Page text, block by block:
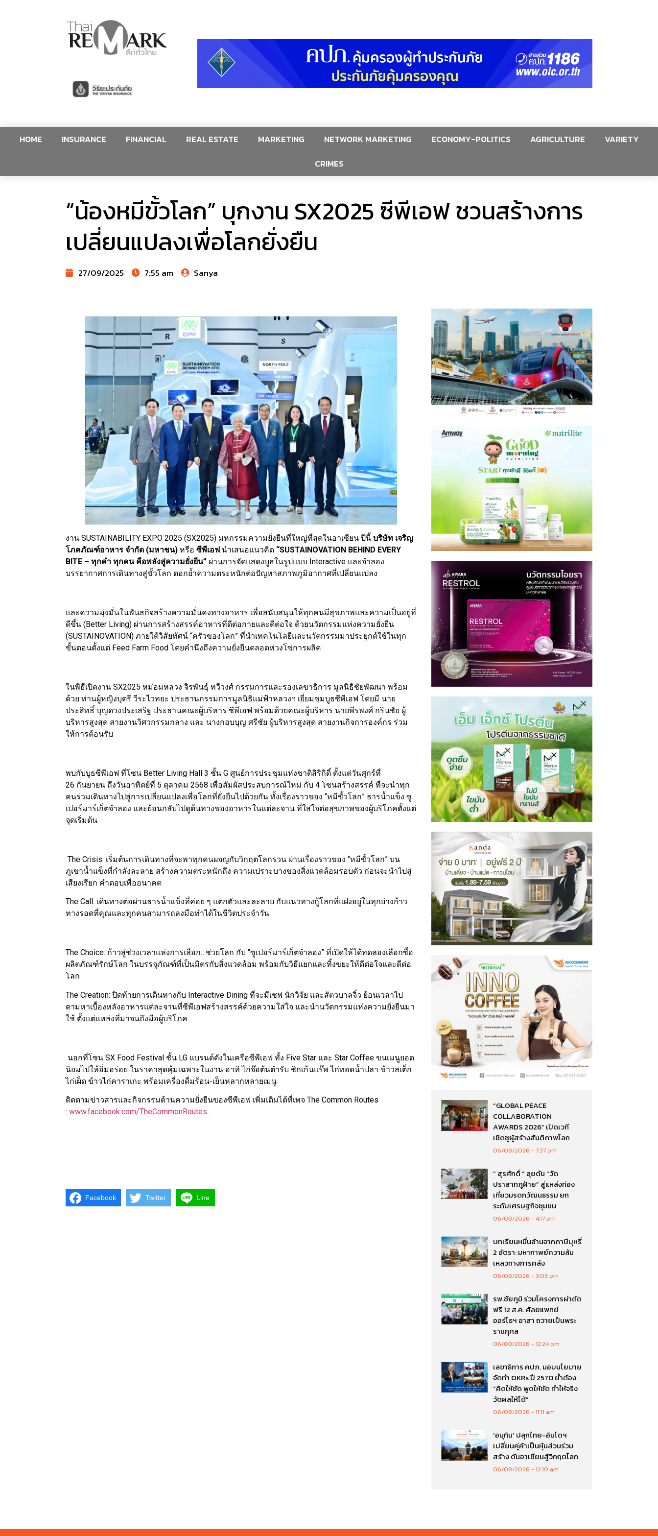
HOME INSURANCE FINANCIAL REAL ESTATE MARKETING NETWORK MARKETING ECONOMY-POLITICS AGRICULTURE
VARIETY
CRIMES
“น้องหมีขั้วโลก” บุกงาน SX2025 ซีพีเอฟ ชวนสร้างการ
เปลี่ยนแปลงเพื่อโลกยั่งยืน
27/09/2025 7:55 am Sanya
งาน SUSTAINABILITY EXPO 2025 (SX2025) มหกรรมความยั่งยืนที่ใหญ่ที่สุดในอาเซียน ปีนี้บริษัท เจริญ
โภคภัณฑ์อาหาร จำกัด (มหาชน) หรือซีพีเอฟ นำเสนอแนวคิด “SUSTAINOVATION BEHIND EVERY
BITE – ทุกคำ ทุกคน คือพลังสู่ความยั่งยืน” ผ่านการจัดแสดงบูธในรูปแบบ Interactive และจำลอง
บรรยากาศการเดินทางสู่ขั้วโลก ตอกย้ำความตระหนักต่อปัญหาสภาพภูมิอากาศที่เปลี่ยนแปลง
และความมุ่งมั่นในพันธกิจสร้างความมั่นคงทางอาหาร เพื่อสนับสนุนให้ทุกคนมีสุขภาพและความเป็นอยู่ที่
ดีขึ้น (Better Living) ผ่านการสร้างสรรค์อาหารที่ดีต่อกายและดีต่อใจ ด้วยนวัตกรรมแห่งความยั่งยืน
(SUSTAINOVATION) ภายใต้วิสัยทัศน์ “ครัวของโลก” ที่นำเทคโนโลยีและนวัตกรรมมาประยุกต์ใช้ในทุก
ขั้นตอนตั้งแต่ Feed Farm Food โดยคำนึงถึงความยั่งยืนตลอดห่วงโซ่การผลิต
ในพิธีเปิดงาน SX2025 หม่อมหลวง จิรพันธุ์ ทวีวงศ์ กรรมการและรองเลขาธิการ มูลนิธิชัยพัฒนา พร้อม
ด้วย ท่านผู้หญิงบุตรี วีระไวทยะ ประธานกรรมการมูลนิธิแม่ฟ้าหลวงฯ เยี่ยมชมบูธซีพีเอฟ โดยมี นาย
ประสิทธิ์ บุญดวงประเสริฐ ประธานคณะผู้บริหาร ซีพีเอฟ พร้อมด้วยคณะผู้บริหาร นายพีรพงศ์ กรินชัย ผู้
บริหารสูงสุด สายงานวิศวกรรมกลาง และ นางกอบบุญ ศรีชัย ผู้บริหารสูงสุด สายงานกิจการองค์กร ร่วม
ให้การต้อนรับ
พบกับบูธซีพีเอฟ ที่โซน Better Living Hall 3 ชั้น G ศูนย์การประชุมแห่งชาติสิริกิติ์ ตั้งแต่วันศุกร์ที่
26 กันยายน ถึงวันอาทิตย์ที่ 5 ตุลาคม 2568 เพื่อสัมผัสประสบการณ์ใหม่ กับ 4 โซนสร้างสรรค์ ที่จะนำทุก
คนร่วมเดินทางไปสู่การเปลี่ยนแปลงเพื่อโลกที่ยั่งยืนไปด้วยกัน ทั้งเรื่องราวของ “หมีขั้วโลก” ธารน้ำแข็ง ซู
เปอร์มาร์เก็ตจำลอง และย้อนกลับไปดูต้นทางของอาหารในแต่ละจาน ที่ใส่ใจต่อสุขภาพของผู้บริโภคตั้งแต่
จุดเริ่มต้น
The Crisis: เริ่มต้นการเดินทางที่จะพาทุกคนผจญกับวิกฤตโลกรวน ผ่านเรื่องราวของ “หมีขั้วโลก” บน
ภูเขาน้ำแข็งที่กำลังละลาย สร้างความตระหนักถึง ความเปราะบางของสิ่งแวดล้อมรอบตัว ก่อนจะนำไปสู่
เสียงเรียก คำตอบเพื่ออนาคต
The Call: เดินทางต่อผ่านธารน้ำแข็งที่ค่อย ๆ แตกตัวและละลาย กับแนวทางกู้โลกที่แฝงอยู่ในทุกย่างก้าว
ทางรอดที่คุณและทุกคนสามารถลงมือทำได้ในชีวิตประจำวัน
The Choice: ก้าวสู่ช่วงเวลาแห่งการเลือก…ช่วยโลก กับ “ซูเปอร์มาร์เก็ตจำลอง” ที่เปิดให้ได้ทดลองเลือกซื้อ
ผลิตภัณฑ์รักษ์โลก ในบรรจุภัณฑ์ที่เป็นมิตรกับสิ่งแวดล้อม พร้อมกับวิธีแยกและทิ้งขยะให้ดีต่อใจและดีต่อ
โลก
The Creation: ปิดท้ายการเดินทางกับ Interactive Dining ที่จะมีเชฟ นักวิจัย และสัตวบาลจิ๋ว ย้อนเวลาไป
ตามหาเบื้องหลังอาหารแต่ละจานที่ซีพีเอฟสร้างสรรค์ด้วยความใส่ใจ และนำนวัตกรรมแห่งความยั่งยืนมา
ใช้ ตั้งแต่แหล่งที่มาจนถึงมือผู้บริโภค
นอกที่โซน SX Food Festival ชั้น LG แบรนด์ดังในเครือซีพีเอฟ ทั้ง Five Star และ Star Coffee ขนเมนูยอด
นิยมไปให้อิ่มอร่อย ในราคาสุดคุ้มเฉพาะในงาน อาทิ ไก่จ๊อต้นตำรับ ชิกเก้นแร๊พ ไก่ทอดน้ำปลา ข้าวสเต็ก
ไก่เผ็ด ข้าวไก่คาราเกะ พร้อมเครื่องดื่มร้อน-เย็นหลากหลายเมนู
ติดตามข่าวสารและกิจกรรมด้านความยั่งยืนของซีพีเอฟ เพิ่มเติมได้ที่เพจ The Common Routes
:www.facebook.com/TheCommonRoutes .
Facebook Twitter Line
“GLOBAL PEACE
COLLABORATION
AWARDS 2026” เปิดเวที
เชิดชูผู้สร้างสันติภาพโลก
06/08/2026 7:37 pm
“ สุรศักดิ์ ” ลุยดัน “วัด
ปราสาทภูฝ้าย” สู่แหล่งท่อง
เที่ยวมรดกวัฒนธรรม ยก
ระดับเศรษฐกิจชุมชน
06/08/2026 4:17 pm
บทเรียนหมื่นล้านจากภาษีบุหรี่
2 อัตรา: มหากาพย์ความล้ม
เหลวทางการคลัง
06/08/2026 3:03 pm
รพ.ชัยภูมิ ร่วมโครงการผ่าตัด
ฟรี 12 ส.ค. ศัลยแพทย์
ออร์โธฯ อาสา ถวายเป็นพระ
ราชกุศล
06/08/2026 12:24 pm
เลขาธิการ คปภ. มอบนโยบาย
จัดทำ OKRs ปี 2570 ย้ำต้อง
“คิดให้ชัด พูดให้ชัด ทำให้จริง
วัดผลให้ได้”
06/08/2026 11:11 am
‘อนุทิน’ ปลุกไทย-อินโดฯ
เปลี่ยนคู่ค้าเป็นหุ้นส่วนร่วม
สร้าง ดันอาเซียนสู้วิกฤตโลก
06/08/2026 12:10 am